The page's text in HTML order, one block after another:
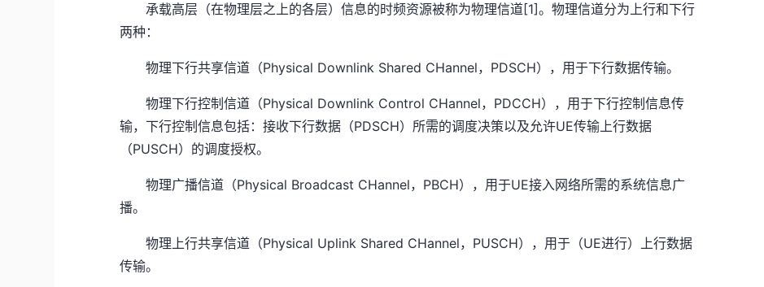
承载高层（在物理层之上的各层）信息的时频资源被称为物理信道[1]。物理信道分为上行和下行
两种：
物理下行共享信道（Physical Downlink Shared CHannel，PDSCH），用于下行数据传输。
物理下行控制信道（Physical Downlink Control CHannel，PDCCH），用于下行控制信息传
输，下行控制信息包括：接收下行数据（PDSCH）所需的调度决策以及允许UE传输上行数据
（PUSCH）的调度授权。
物理广播信道（Physical Broadcast CHannel，PBCH），用于UE接入网络所需的系统信息广
播。
物理上行共享信道（Physical Uplink Shared CHannel，PUSCH），用于（UE进行）上行数据
传输。